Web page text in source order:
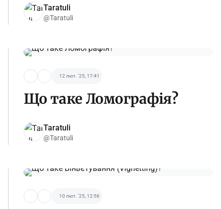
Taratuli
@Taratuli
12 лют. '25, 17:41
Що таке Ломографія?
Taratuli
@Taratuli
10 лют. '25, 12:56